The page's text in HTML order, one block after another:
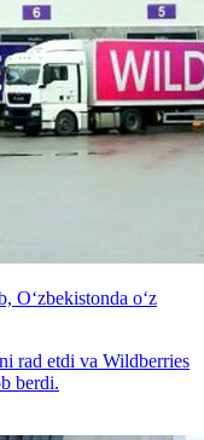
O‘zbekistonda o‘z
rad etdi va Wildberries
berdi.